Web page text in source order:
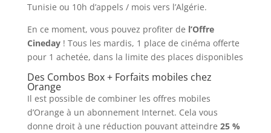
Tunisie ou 10h d’appels / mois vers l’Algérie.
En ce moment, vous pouvez profiter de l’Offre
Cineday! Tous les mardis, 1 place de cinéma offerte
pour 1 achetée, dans la limite des places disponibles
Des Combos Box + Forfaits mobiles chez
Orange
Il est possible de combiner les offres mobiles
d’Orange à un abonnement Internet. Cela vous
donne droit à une réduction pouvant atteindre 25 %